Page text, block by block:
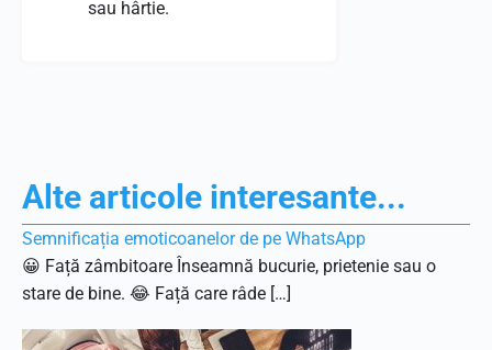
sau hârtie.
Alte articole interesante...
Semnificația emoticoanelor de pe WhatsApp
😀 Față zâmbitoare Înseamnă bucurie, prietenie sau o
stare de bine. 😂 Față care râde […]